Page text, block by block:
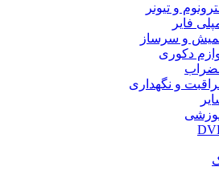
و تیونر
فایر
و سرساز
دکوری
و نگهداری